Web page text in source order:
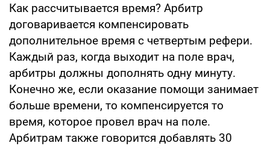
Как рассчитывается время? Арбитр
договаривается компенсировать
дополнительное время с четвертым рефери.
Каждый раз, когда выходит на поле врач,
арбитры должны дополнять одну минуту.
Конечно же, если оказание помощи занимает
больше времени, то компенсируется то
время, которое провел врач на поле.
Арбитрам также говорится добавлять 30